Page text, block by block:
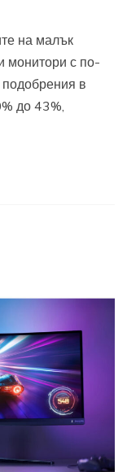
на малък
монитори с по-
в
до 43%,